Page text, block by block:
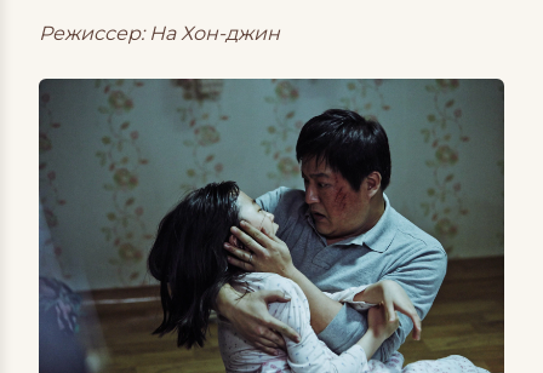
Режиссер: На Хон-джин